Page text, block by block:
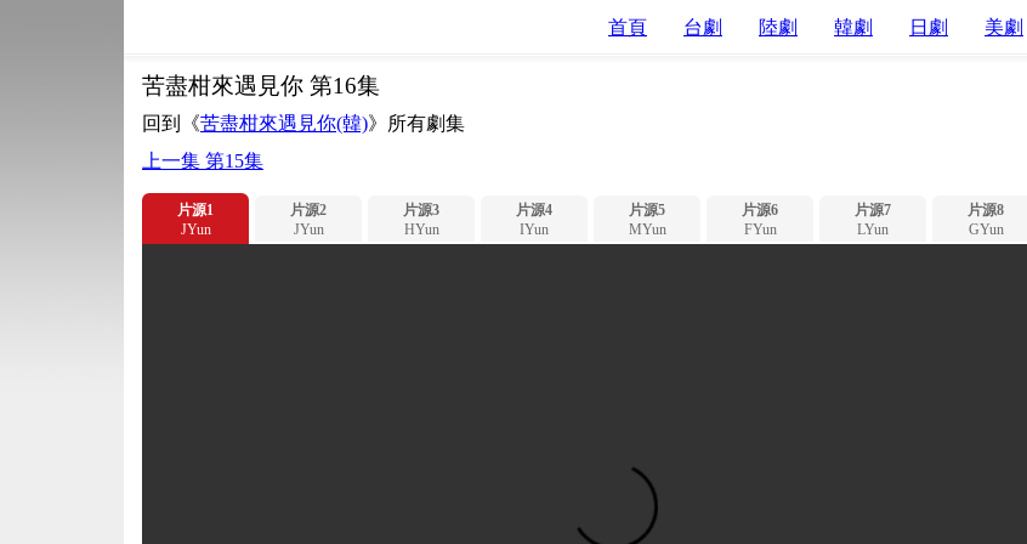
首頁 台劇 陸劇 韓劇 日劇 美劇
苦盡柑來遇見你 第16集
回到《苦盡柑來遇見你(韓)》所有劇集
上一集 第15集
片源1
JYun
片源2
JYun
片源3
HYun
片源4
IYun
片源5
MYun
片源6
FYun
片源7
LYun
片源8
GYun